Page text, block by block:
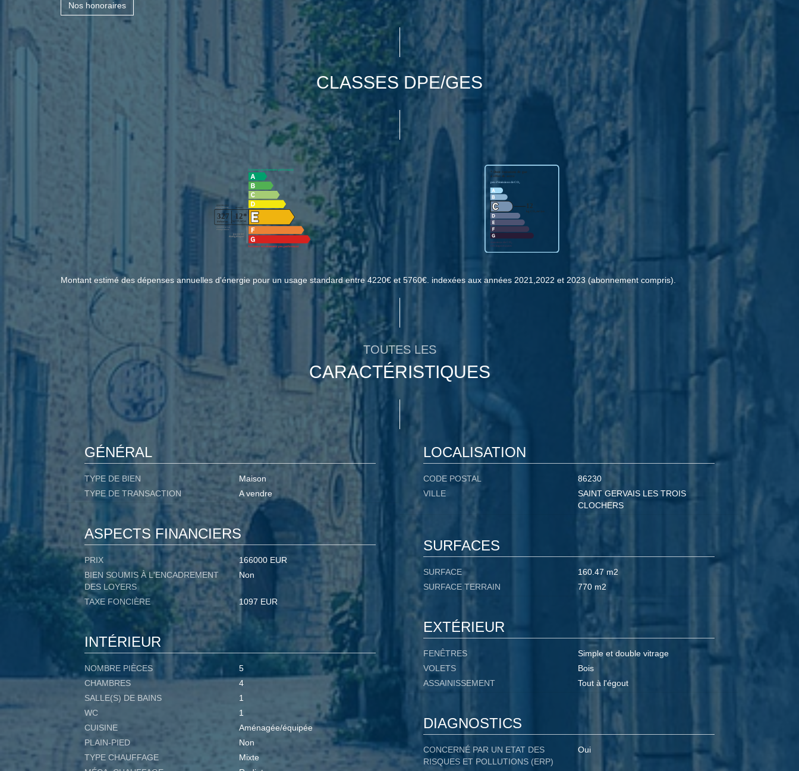
Nos honoraires
CLASSES DPE/GES
Montant estimé des dépenses annuelles d'énergie pour un usage standard entre 4220€ et 5760€. indexées aux années 2021,2022 et 2023 (abonnement compris).
TOUTES LES
CARACTÉRISTIQUES
GÉNÉRAL
TYPE DE BIEN
Maison
TYPE DE TRANSACTION
A vendre
LOCALISATION
CODE POSTAL
86230
VILLE
SAINT GERVAIS LES TROIS
CLOCHERS
ASPECTS FINANCIERS
PRIX
166000 EUR
BIEN SOUMIS À L'ENCADREMENT
DES LOYERS
Non
TAXE FONCIÈRE 1097 EUR
SURFACES
SURFACE
160.47 m2
SURFACE TERRAIN
770 m2
EXTÉRIEUR
FENÊTRES
Simple et double vitrage
VOLETS
Bois
ASSAINISSEMENT
Tout à l'égout
INTÉRIEUR
NOMBRE PIÈCES
5
CHAMBRES
4
SALLE(S) DE BAINS
1
WC
1
CUISINE
Aménagée/équipée
PLAIN-PIED
Non
TYPE CHAUFFAGE
Mixte
DIAGNOSTICS
CONCERNÉ PAR UN ETAT DES
RISQUES ET POLLUTIONS (ERP)
Oui